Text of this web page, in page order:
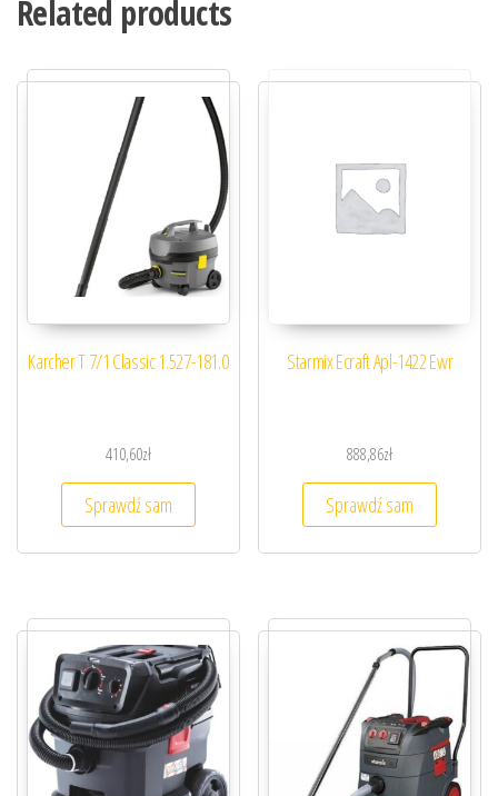
Related products
Karcher T 7/1 Classic 1.527-181.0
410,60zł
Sprawdź sam
Starmix Ecraft Apl-1422 Ewr
888,86zł
Sprawdź sam